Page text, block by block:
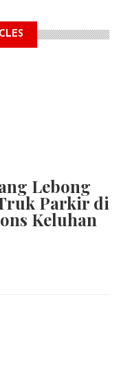
Lebong
Parkir di
Keluhan